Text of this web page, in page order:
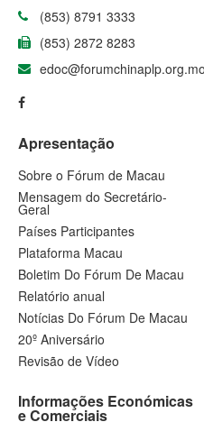
(853) 8791 3333
(853) 2872 8283
edoc@forumchinaplp.org.mo
Apresentação
Sobre o Fórum de Macau
Mensagem do Secretário-
Geral
Países Participantes
Plataforma Macau
Boletim Do Fórum De Macau
Relatório anual
Notícias Do Fórum De Macau
20º Aniversário
Revisão de Vídeo
Informações Económicas
e Comerciais